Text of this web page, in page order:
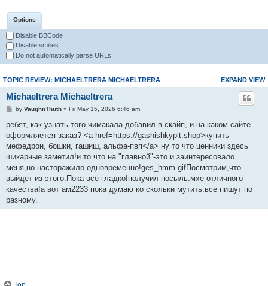
Options
Disable BBCode
Disable smilies
Do not automatically parse URLs
EXPAND VIEW
TOPIC REVIEW: MICHAELTRERA MICHAELTRERA
Michaeltrera Michaeltrera
by VaughnThuth» Fri May 15, 2026 6:46 am
ребят, как узнать того чимакала добавил в скайп, и на каком сайте
оформляется заказ? <a href=https://gashishkypit.shop>купить
мефедрон, бошки, гашиш, альфа-пвп</a> ну то что ценники здесь
шикарные заметил!и то что на "главной"-это и заинтересовало
меня,но насторажило одновременно!ges_hmm.gifПосмотрим,что
выйдет из-этого.Пока всё гладко!получил посыль.мхе отличного
качества!а вот ам2233 пока думаю ко скольки мутить.все пишут по
разному.